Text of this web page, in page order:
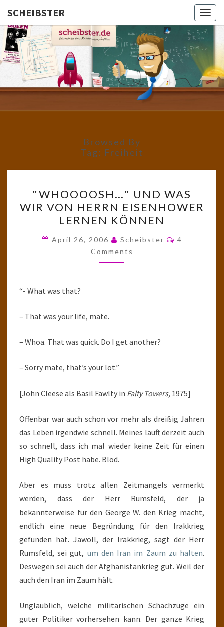
SCHEIBSTER
Gutbürgerliche
Reime Und
Mehr! In
Blogform.
School!
Browsed By
Tag: Freiheit
UND
WAS
WIR
VON
HERRN
EISENHOWER
"WHOOOOSH…" UND WAS
WIR VON HERRN EISENHOWER
LERNEN KÖNNEN
April 26, 2006 Scheibster Comments
4
Comments
“- What was that?
– That was your life, mate.
– Whoa. That was quick. Do I get another?
– Sorry mate, that’s your lot.”
[John Cleese als Basil Fawlty in Falty Towers, 1975]
Offenbar war auch schon vor mehr als dreißig Jahren
das Leben irgendwie schnell. Meines läuft derzeit auch
so schnell, dass ich mal wieder keine Zeit für einen
High Quality Post habe. Blöd.
Aber es muss trotz allen Zeitmangels vermerkt
werden, dass der Herr Rumsfeld, der ja
bekannterweise für den George W. den Krieg macht,
endlich eine neue Begründung für den Irakkrieg
gefunden hat. Jawoll, der Irakkrieg, sagt der Herr
Rumsfeld, sei gut, um den Iran im Zaum zu halten.
Deswegen sei auch der Afghanistankrieg gut. Weil der
auch den Iran im Zaum hält.
Unglaublich, welche militärischen Schachzüge ein
guter Politiker vorhersehen kann. Der ganze Krieg